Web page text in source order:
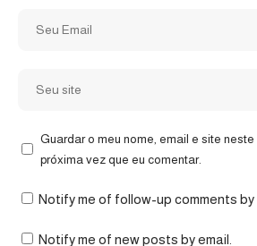
Guardar o meu nome, email e site
próxima vez que eu comentar.
Notify me of follow-up comments by
Notify me of new posts by email.